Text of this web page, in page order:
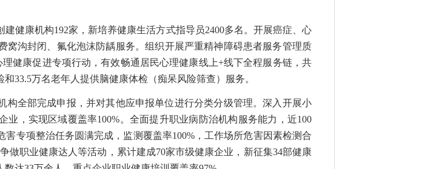
建健康机构192家，新培养健康生活方式指导员2400多名。开展癌症、心
沟封闭、氟化泡沫防龋服务。组织开展严重精神障碍患者服务管理质
健康促进专项行动，有效畅通居民心理健康线上+线下全程服务链，共
33.5万名老年人提供脑健康体检（痴呆风险筛查）服务。
构全部完成申报，并对其他应申报单位进行分类分级管理。深入开展小
业，实现区域覆盖率100%。 全面提升职业病防治机构服务能力，近100
专项整治任务圆满完成，监测覆盖率100%，工作场所危害因素检测合
做职业健康达人等活动，累计建成70家市级健康企业，新征集34部健康